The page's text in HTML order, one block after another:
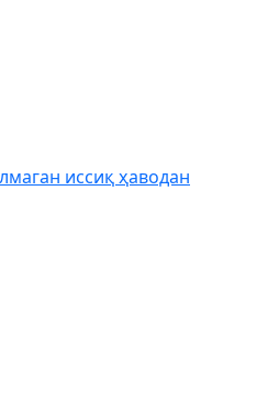
иссиқ ҳаводан